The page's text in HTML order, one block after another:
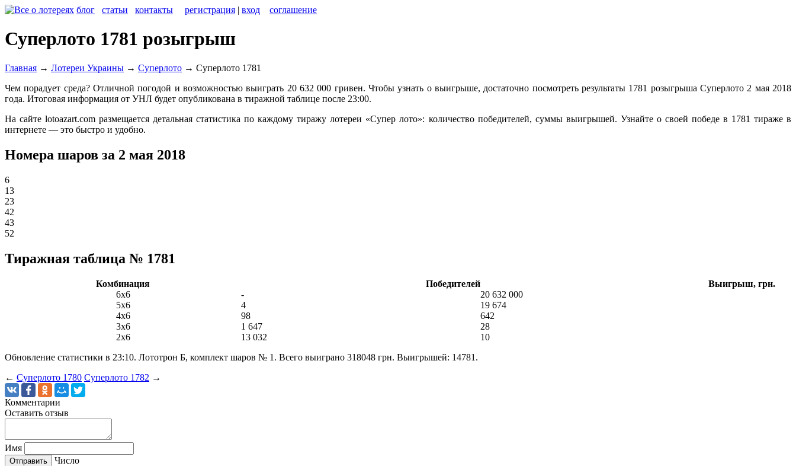
блог статьи контакты регистрация | вход соглашение
Суперлото 1781 розыгрыш
Главная → Лотереи Украины → Суперлото → Суперлото 1781
Чем порадует среда? Отличной погодой и возможностью выиграть 20 632 000 гривен. Чтобы узнать о выигрыше, достаточно посмотреть результаты 1781 розыгрыша Суперлото 2 мая 2018
года. Итоговая информация от УНЛ будет опубликована в тиражной таблице после 23:00.
На сайте lotoazart.com размещается детальная статистика по каждому тиражу лотереи «Супер лото»: количество победителей, суммы выигрышей. Узнайте о своей победе в 1781 тираже в
интернете — это быстро и удобно.
Номера шаров за 2 мая 2018
6
13
23
42
43
52
Тиражная таблица № 1781
Комбинация Победителей
Выигрыш, грн.
6x6
-
20 632 000
5x6
4
19 674
4x6
98
642
3x6
1 647
28
2x6
13 032
10
Обновление статистики в 23:10. Лототрон Б, комплект шаров № 1 . Всего выиграно 318048 грн. Выигрышей: 14781.
← Суперлото 1780 Суперлото 1782 →
Комментарии
Оставить отзыв
Имя
Число